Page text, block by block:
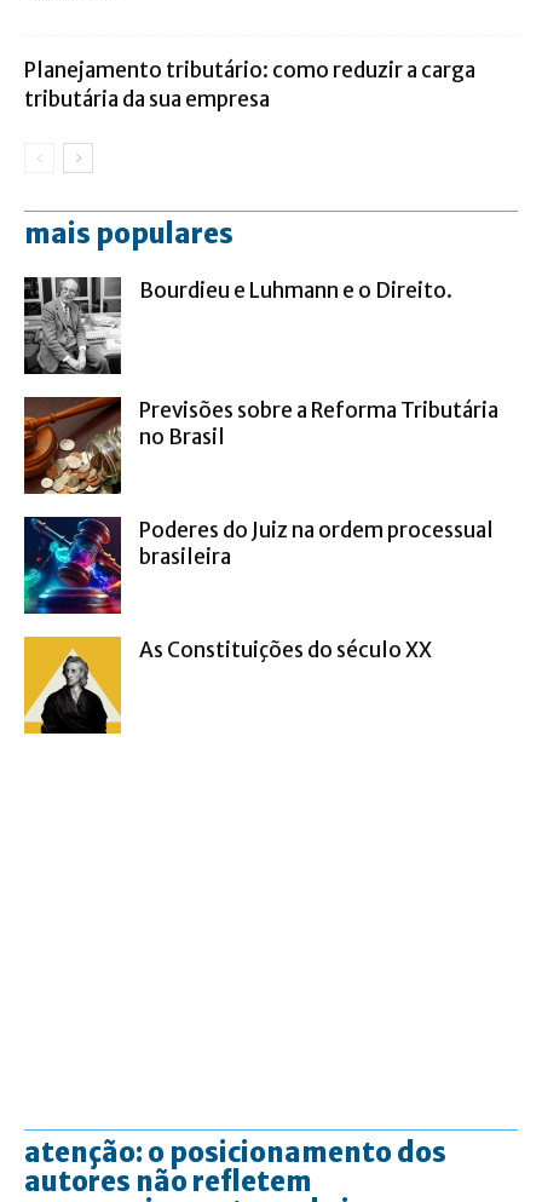
Planejamento tributário: como reduzir a carga
tributária da sua empresa
mais populares
Bourdieu e Luhmann e o Direito.
Previsões sobre a Reforma Tributária
no Brasil
Poderes do Juiz na ordem processual
brasileira
As Constituições do século XX
atenção: o posicionamento dos
autores não refletem